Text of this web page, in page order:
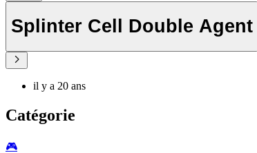
Splinter Cell Double Agent
il y a 20 ans
Catégorie
🎮️